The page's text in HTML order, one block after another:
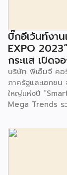
จนประชาชนในชุ
และนักเรียนจากศู
ร่วมเป็นเกียรติใ
เผาไหม้ฯ ยังมีกิจ
ชุมชนรอบๆ พื้นที่
ประชาสัมพันธ์ […]
บิ๊กอีเว้นท์งา
EXPO
กระแส เปิดจ
บริษัท พีเอ็มจี คอ
ภาครัฐและเอกช
ใหญ่แห่งปี
Mega Trends ร
Trends,
Health &